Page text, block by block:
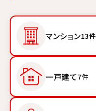
マンション13件
一戸建て7件